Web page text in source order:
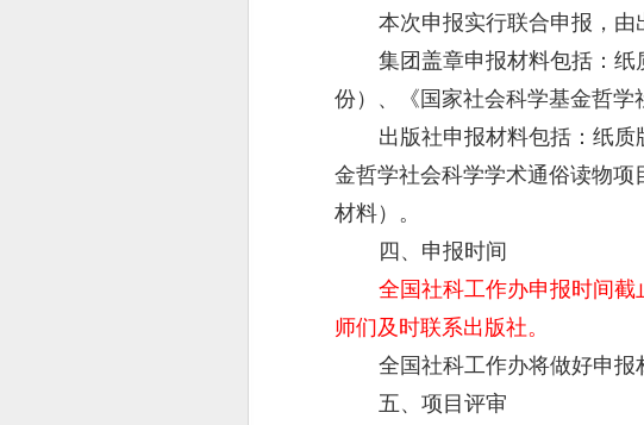
本次申报实行联合申报，由
集团盖章申报材料包括：
份）、《国家社会科学基金哲学
出版社申报材料包括：纸
金哲学社会科学学术通俗读物
材料）。
四、申报时间
全国社科工作办申报时间
师们及时联系出版社。
全国社科工作办将做好申报
五、项目评审